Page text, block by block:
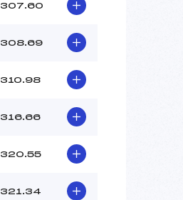
307.60
308.69
310.98
316.66
320.55
321.34